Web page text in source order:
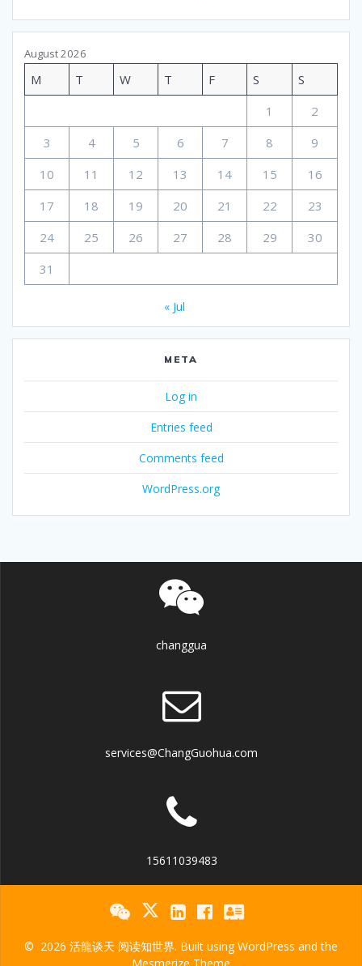
August 2026
M T W T F S
S
1
2
3
4 5 6 7 8
9
10
11 12 13 14 15
16
17
18 19 20 21 22
23
24
25 26 27 28 29
30
31
« Jul
META
Log in
Entries feed
Comments feed
WordPress.org
changgua
services@ChangGuohua.com
15611039483
© 2026 活龍谈天 阅读知世界. Built using WordPress and the